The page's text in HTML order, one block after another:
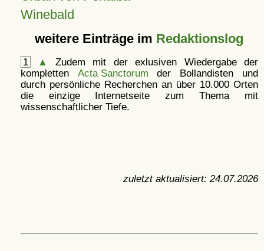
Winebald
weitere Einträge im Redaktionslog
1 ▲
Zudem mit der exlusiven Wiedergabe der
kompletten Acta Sanctorum der Bollandisten und
durch persönliche Recherchen an über 10.000 Orten
die einzige Internetseite zum Thema mit
wissenschaftlicher Tiefe.
zuletzt aktualisiert: 24.07.2026